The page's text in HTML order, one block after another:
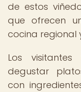
de estos
que ofrecen
cocina regional
Los
degustar
con